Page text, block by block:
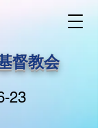
督教会
23